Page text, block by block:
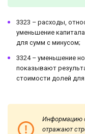
3323 – расходы,
уменьшение
для сумм с минусом;
3324 – уменьшение
показывают
стоимости долей
Информацию
отражают